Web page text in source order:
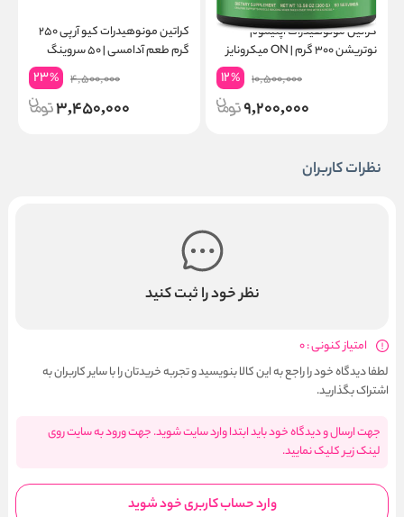
کراتین مونوهیدرات اپتیموم
نوتریشن ۳۰۰ گرم | ON میکرونایز
10,500,000
12%
9,200,000
کراتین مونوهیدرات کیو آر پی ۲۵۰
گرم طعم آدامسی | ۵۰ سروینگ
4,500,000
23%
3,450,000
نظرات کاربران
نظر خود را ثبت کنید
امتیاز کنونی : 0
لطفا دیدگاه خود را راجع به این کالا بنویسید و تجربه خریدتان را با سایر کاربران به
اشتراک بگذارید.
جهت ارسال و دیدگاه خود باید ابتدا وارد سایت شوید. جهت ورود به سایت روی
لینک زیر کلیک نمایید.
وارد حساب کاربری خود شوید